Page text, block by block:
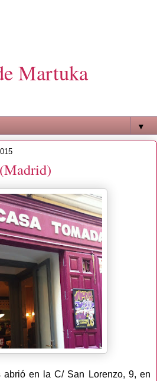
Martuka
▼
abrió en la C/ San Lorenzo, 9, en